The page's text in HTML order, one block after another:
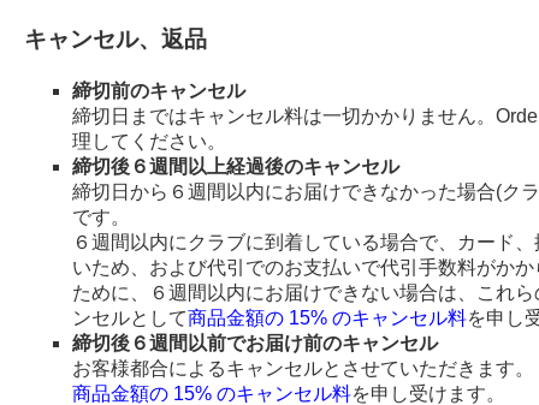
キャンセル、返品
締切前のキャンセル
締切日まではキャンセル料は一切かかりません。
理してください。
締切後６週間以上経過後のキャンセル
締切日から６週間以内にお届けできなかった場合(ク
です。
６週間以内にクラブに到着している場合で、カード
いため、および代引でのお支払いで代引手数料がか
ために、６週間以内にお届けできない場合は、これ
ンセルとして商品金額の 15% のキャンセル料を申し
締切後６週間以前でお届け前のキャンセル
お客様都合によるキャンセルとさせていただきます。
商品金額の 15% のキャンセル料を申し受けます。